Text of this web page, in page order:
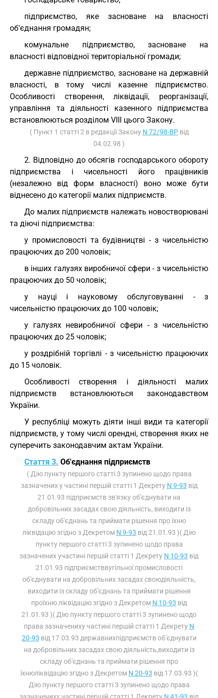
підприємство, яке засноване на власності
об'єднання громадян;
комунальне підприємство, засноване на
власності відповідної територіальної громади;
державне підприємство, засноване на державній
власності, в тому числі казенне підприємство.
Особливості створення, ліквідації, реорганізації,
управління та діяльності казенного підприємства
встановлюються розділом VIII цього Закону.
( Пункт 1 статті 2 в редакції Закону N 72/98-ВРвід
04.02.98 )
2. Відповідно до обсягів господарського обороту
підприємства і чисельності його працівників
(незалежно від форм власності) воно може бути
віднесено до категорії малих підприємств.
До малих підприємств належать новостворювані
та діючі підприємства:
у промисловості та будівництві - з чисельністю
працюючих до 200 чоловік;
в інших галузях виробничої сфери - з чисельністю
працюючих до 50 чоловік;
у науці і науковому обслуговуванні - з
чисельністю працюючих до 100 чоловік;
у галузях невиробничої сфери - з чисельністю
працюючих до 25 чоловік;
у роздрібній торгівлі - з чисельністю працюючих
до 15 чоловік.
Особливості створення і діяльності малих
підприємств встановлюються законодавством
України.
У республіці можуть діяти інші види та категорії
підприємств, у тому числі орендні, створення яких не
суперечить законодавчим актам України.
Стаття 3. Об'єднання підприємств
( Дію пункту першого статті 3 зупинено щодо права
зазначених у частині першій статті 1 Декрету N 9-93 від
21.01.93 підприємств зв'язку об'єднувати на
добровільних засадах свою діяльність, виходити із
складу об'єднань та приймати рішення про їхню
ліквідацію згідно з Декретом N 9-93 від 21.01.93 )( Дію
пункту першого статті 3 зупинено щодо права
зазначених участині першій статті 1 Декрету N 10-93 від
21.01.93 підприємстввугільної промисловості
об'єднувати на добровільних засадах своюдіяльність,
виходити із складу об'єднань та приймати рішення
проїхню ліквідацію згідно з Декретом N 10-93 від
21.01.93 )( Дію пункту першого статті 3 зупинено щодо
права зазначениху частині першій статті 1 Декрету N
20-93 від 17.03.93 державнихпідприємств об'єднувати
на добровільних засадах свою діяльність,виходити із
складу об'єднань та приймати рішення про
їхнюліквідацію згідно з Декретом N 20-93 від 17.03.93 )(
Дію пункту першого статті 3 зупинено щодо права